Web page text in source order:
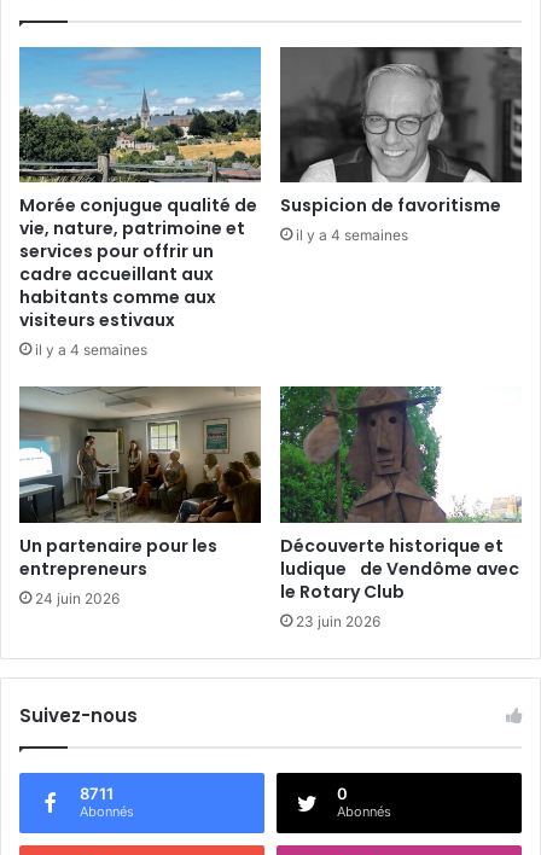
c
t
e
3
Morée conjugue qualité de
vie, nature, patrimoine et
services pour offrir un
cadre accueillant aux
habitants comme aux
visiteurs estivaux
il y a 4 semaines
Suspicion de favoritisme
il y a 4 semaines
Un partenaire pour les
entrepreneurs
24 juin 2026
Découverte historique et
ludique de Vendôme avec
le Rotary Club
23 juin 2026
Suivez-nous
8711
Abonnés
0
Abonnés